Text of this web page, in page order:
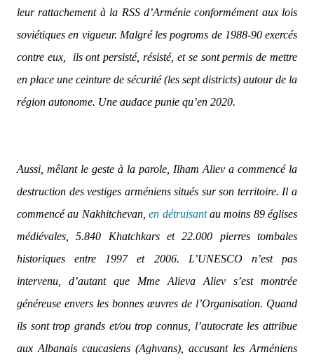
leur rattachement à la RSS d’Arménie conformément aux lois
soviétiques en vigueur. Malgré les pogroms de 1988-90 exercés
contre eux,
ils ont persisté, résisté, et se sont permis de mettre
en place une ceinture de sécurité (les sept districts) autour de la
région autonome. Une audace punie qu’en 2020.
Aussi, mêlant le geste à la parole, Ilham Aliev a commencé la
destruction des vestiges arméniens situés sur son territoire. Il a
commencé au Nakhitchevan,en détruisantau moins 89 églises
médiévales, 5.840 Khatchkars et 22.000 pierres tombales
historiques entre 1997 et 2006. L’UNESCO n’est pas
intervenu, d’autant que Mme Alieva Aliev s’est montrée
généreuse envers les bonnes œuvres de l’Organisation. Quand
ils sont trop grands et/ou trop connus, l’autocrate les attribue
aux Albanais caucasiens (Aghvans), accusant les Arméniens